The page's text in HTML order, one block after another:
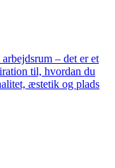
– det er et
til, hvordan du
æstetik og plads